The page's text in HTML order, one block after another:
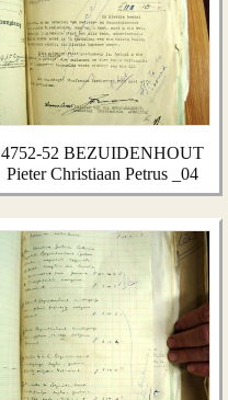
4752-52 BEZUIDENHOUT
Pieter Christiaan Petrus _04